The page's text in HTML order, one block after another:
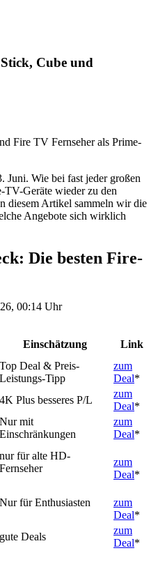
Cube und
Juni. Wie bei fast jeder großen
Geräte wieder zu den
diesem Artikel sammeln wir die
Angebote sich wirklich
Die besten Fire-
00:14 Uhr
Einschätzung
Link
Top Deal & Preis-
Leistungs-Tipp
zum
Deal*
4K Plus besseres P/L
zum
Deal*
Nur mit
Einschränkungen
zum
Deal*
nur für alte HD-
Fernseher
zum
Deal*
Nur für Enthusiasten
zum
Deal*
gute Deals
zum
Deal*